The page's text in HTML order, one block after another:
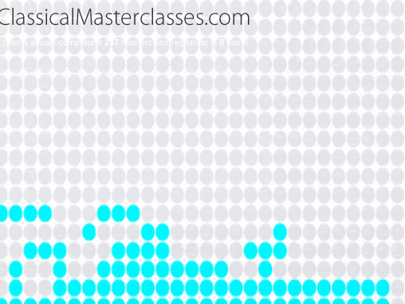
L'offerta attuale comprende 237 masterclass registrate in 8 paesi.